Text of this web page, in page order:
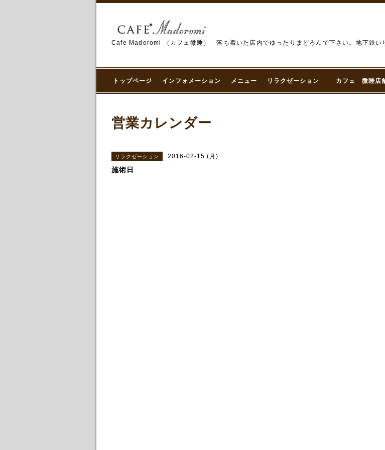
Cafe Madoromi （カフェ微睡） 落ち着いた店内でゆったりまどろんで下さい。地下鉄い
トップページ インフォメーション メニュー リラクゼーション カフェ 微睡店
営業カレンダー
リラクゼーション 2016-02-15 (月)
施術日